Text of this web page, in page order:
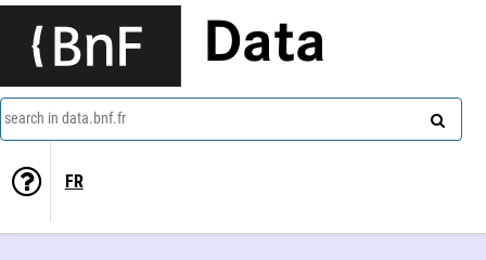
Data
search in data.bnf.fr
FR